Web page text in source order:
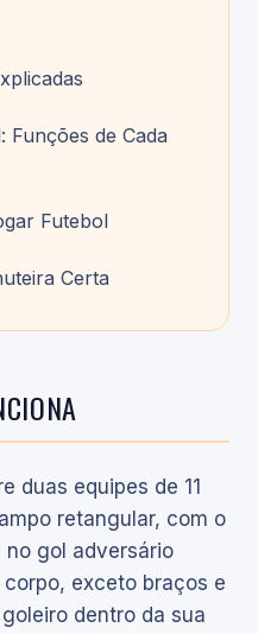
Funções de Cada
Futebol
Certa
duas equipes de 11
retangular, com o
gol adversário
exceto braços e
dentro da sua